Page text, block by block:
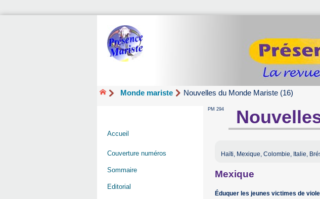
Monde mariste Nouvelles du Monde Mariste (16)
PM 294
Haïti, Mexique, Colombie, Italie,
Mexique
Éduquer les jeunes victimes de
Accueil
Couverture numéros
Sommaire
Editorial